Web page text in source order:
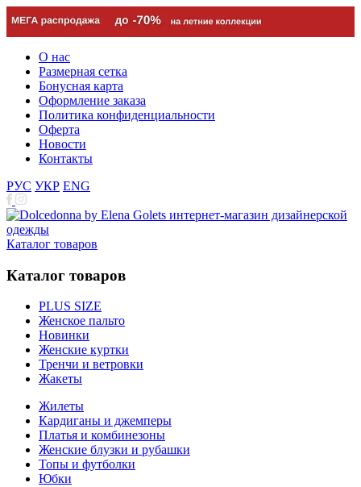
О нас
Размерная сетка
Бонусная карта
Оформление заказа
Политика конфиденциальности
Оферта
Новости
Контакты
РУС УКР ENG
Каталог товаров
Каталог товаров
PLUS SIZE
Женское пальто
Новинки
Женские куртки
Тренчи и ветровки
Жакеты
Жилеты
Кардиганы и джемперы
Платья и комбинезоны
Женские блузки и рубашки
Топы и футболки
Юбки